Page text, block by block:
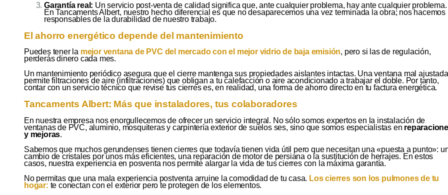
Garantía real: Un servicio post-venta de calidad significa que, ante cualquier problema, hay ante cualquier problema.
En Tancaments Albert, nuestro hecho diferencial es que no desaparecemos una vez terminada la obra; nos hacemos
responsables de la durabilidad de nuestro trabajo.
El ahorro energético depende del mantenimiento
Puedes tener la mejor ventana de PVC del mercado con el mejor vidrio de baja emisión, pero si las de regulación,
perderás dinero cada mes.
Un mantenimiento periódico asegura que el cierre mantenga sus propiedades aislantes intactas. Una ventana mal ajustada
permite filtraciones de aire (infiltraciones) que obligan a tu calefacción o aire acondicionado a trabajar el doble. Por tanto,
contar con un servicio técnico que revise tus cierres es, en realidad, una forma de ahorro directo en tu factura energética.
Tancaments Albert: Más que instaladores, tus colaboradores
En nuestra empresa nos enorgullecemos de ofrecer un servicio integral. No sólo somos expertos en la instalación de
ventanas de PVC, aluminio, mosquiteras y carpintería exterior de suelos ses, sino que somos especialistas en
y mejoras.
Sabemos que muchos gerundenses tienen cierres que todavía tienen vida útil pero que necesitan una «puesta a punto»:
cambio de cristales por unos más eficientes, una reparación de motor de persiana o la sustitución de herrajes. En estos
casos, nuestra experiencia en posventa nos permite alargar la vida de tus cierres con la máxima garantía.
No permitas que una mala experiencia postventa arruine la comodidad de tu casa. Los cierres son los pulmones de tu
hogar: te conectan con el exterior pero te protegen de los elementos.